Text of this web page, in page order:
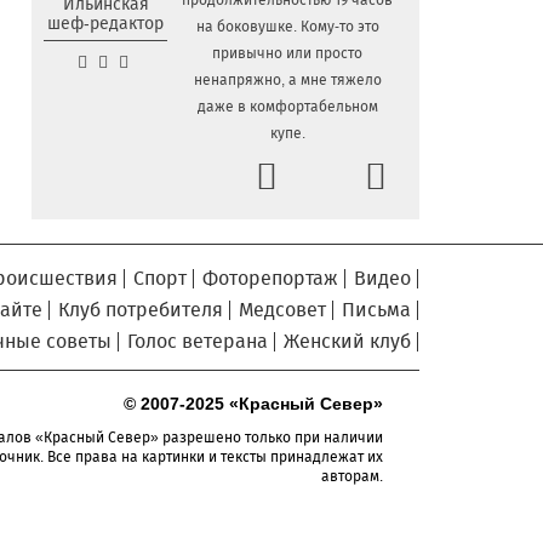
6.08.2026 16:20 Сельские труженики
Тотемского округа получат жилье с
правом выкупа за один процент
Детская футбольная секция
6.08.2026 14:31
Робот Макс на Госуслугах
поможет вологжанам оформить выплату
на первоклассника
подтвердила курс на полное
обеспечение лесовосстановления
семенным материалом
Ильинская
шеф-редактор
на боковушке. Кому-то это
привычно или просто
ненапряжно, а мне тяжело
даже в комфортабельном
купе.
Спорт Фоторепортаж
Видео
Клуб потребителя Медсовет
Письма
советы
Голос ветерана Женский клуб
© 2007-2025 «Красный Север»
«Красный Север» разрешено только при наличии
Все права на картинки и тексты принадлежат их
авторам.